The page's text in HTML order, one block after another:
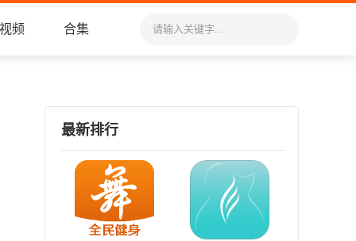
视频 合集
最新排行